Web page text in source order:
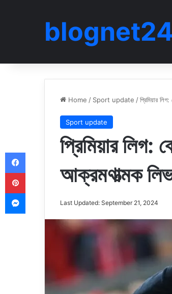
Home / Sport update /প্রিমিয়ার
Sport update
প্রিমিয়ার লিগ:
আক্রমণাত্মক
Last Updated: September 21, 2024
Facebook
Pinterest
Messenger